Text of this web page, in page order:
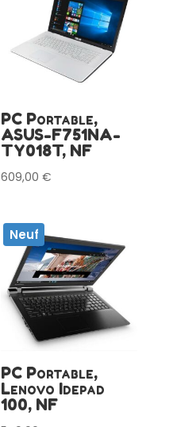
PC Portable,
ASUS-F751NA-
TY018T, NF
609,00€
Neuf
PC Portable,
Lenovo Idepad
100, NF